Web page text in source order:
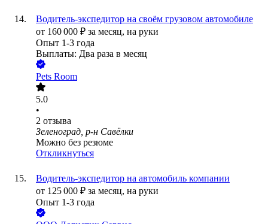
Водитель-экспедитор на своём грузовом автомобиле
от 160 000 ₽ за месяц, на руки
Опыт 1-3 года
Выплаты: Два раза в месяц
Pets Room
5.0
•
2 отзыва
Зеленоград, р-н Савёлки
Можно без резюме
Откликнуться
Водитель-экспедитор на автомобиль компании
от 125 000 ₽ за месяц, на руки
Опыт 1-3 года